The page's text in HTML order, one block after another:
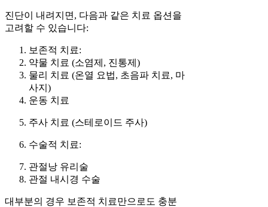
진단이 내려지면, 다음과 같은 치료 옵션을
고려할 수 있습니다:
보존적 치료:
약물 치료 (소염제, 진통제)
물리 치료 (온열 요법, 초음파 치료, 마
사지)
운동 치료
주사 치료 (스테로이드 주사)
수술적 치료:
관절낭 유리술
관절 내시경 수술
대부분의 경우 보존적 치료만으로도 충분